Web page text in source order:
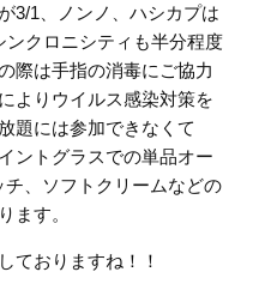
3/1、ノンノ、ハシカプは
クロニシティも半分程度
際は手指の消毒にご協力
よりウイルス感染対策を
題には参加できなくて
ントグラスでの単品オー
、ソフトクリームなどの
ます。
ておりますね！！